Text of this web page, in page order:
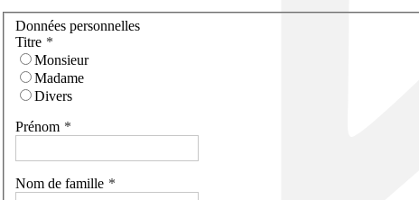
Données personnelles
Titre
Monsieur
Madame
Divers
Prénom
Nom de famille